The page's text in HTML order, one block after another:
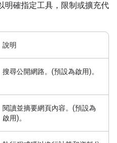
明確指定工具，限制或擴充代
說明
搜尋公開網路。(預設為啟用)。
閱讀並摘要網頁內容。(預設為
啟用)。